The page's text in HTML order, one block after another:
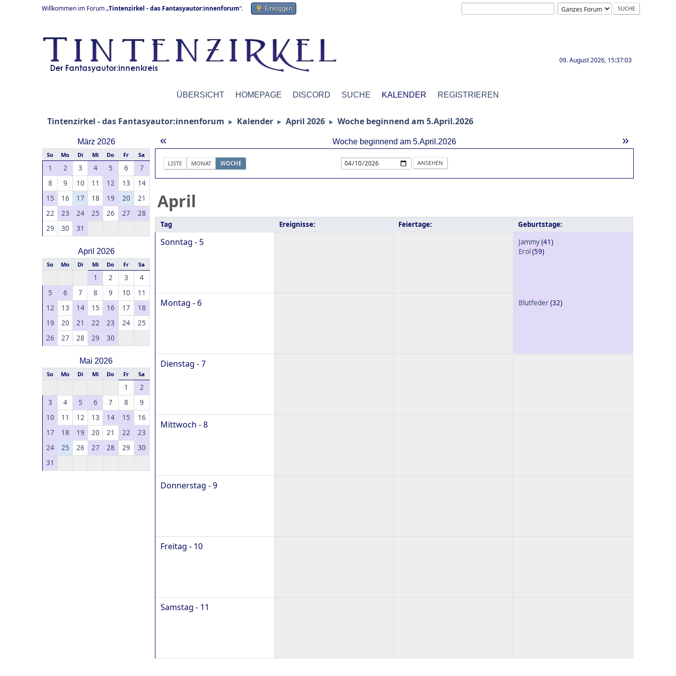
Willkommen im Forum „Tintenzirkel - das Fantasyautor:innenforum“. Einloggen
09. August 2026, 15:37:03
ÜBERSICHT HOMEPAGE DISCORD SUCHE KALENDER REGISTRIEREN
Tintenzirkel - das Fantasyautor:innenforum ► Kalender ► April 2026 ► Woche beginnend am 5.April.2026
März 2026
So Mo Di Mi Do Fr Sa
1 2 3 4 5 6
7
8
9 10 11 12 13
14
15
16 17 18 19 20
21
22
23 24 25 26 27
28
29
30 31
April 2026
So Mo Di Mi Do Fr Sa
1 2 3
4
5
6 7 8 9 10
11
12
13 14 15 16 17
18
19
20 21 22 23 24
25
26
27 28 29 30
Mai 2026
So Mo Di Mi Do Fr Sa
1
2
3
4 5 6 7 8
9
10
11 12 13 14 15
16
17
18 19 20 21 22
23
24
25 26 27 28 29
30
31
« »
Woche beginnend am 5.April.2026
LISTE MONAT WOCHE
April
Tag Ereignisse: Feiertage: Geburtstage:
Sonntag - 5 Jammy(41)
Erol (59)
Montag - 6 Blutfeder(32)
Dienstag - 7
Mittwoch - 8
Donnerstag - 9
Freitag - 10
Samstag - 11